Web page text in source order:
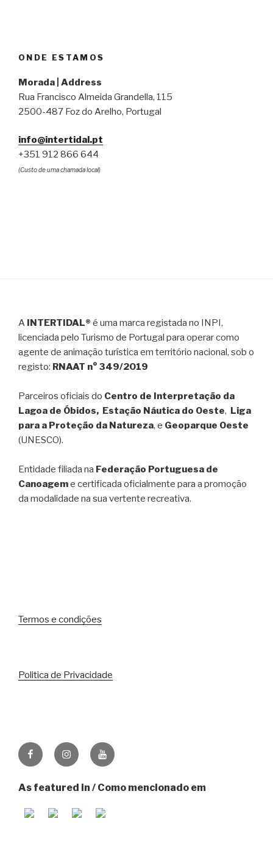
ONDE ESTAMOS
Morada | Address
Rua Francisco Almeida Grandella, 115
2500-487 Foz do Arelho, Portugal
info@intertidal.pt
+351 912 866 644
(Custo de uma chamada local)
A INTERTIDAL® é uma marca registada no INPI,
licenciada pelo Turismo de Portugal para operar como
agente de animação turística em território nacional, sob o
registo: RNAAT n° 349/2019
Parceiros oficiais do Centro de Interpretação da
Lagoa de Óbidos, Estação Náutica do Oeste, Liga
para a Proteção da Natureza, e Geoparque Oeste
(UNESCO).
Entidade filiada na Federação Portuguesa de
Canoageme certificada oficialmente para a promoção
da modalidade na sua vertente recreativa.
Termos e condições
Politica de Privacidade
FacebookInstagramYoutube
As featured in / Como mencionado em